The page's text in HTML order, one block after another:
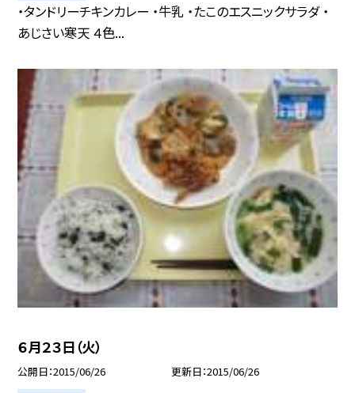
・タンドリーチキンカレー ・牛乳 ・たこのエスニックサラダ ・
あじさい寒天 ４色...
６月２３日（火）
公開日 2015/06/26 更新日 2015/06/26